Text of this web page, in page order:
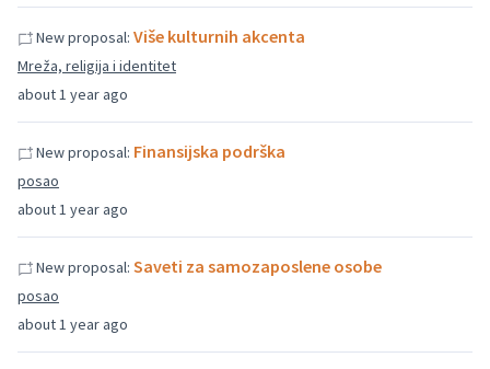
about 1 year ago
New proposal: Više kulturnih akcenta
Mreža, religija i identitet
about 1 year ago
New proposal: Finansijska podrška
posao
about 1 year ago
New proposal: Saveti za samozaposlene osobe
posao